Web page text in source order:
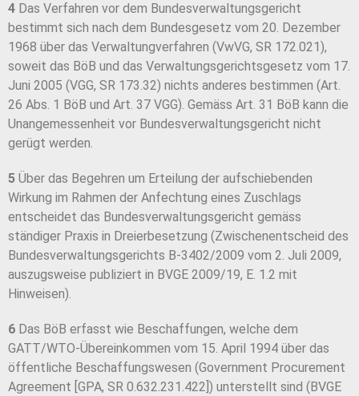
4 Das Verfahren vor dem Bundesverwaltungsgericht
bestimmt sich nach dem Bundesgesetz vom 20. Dezember
1968 über das Verwaltungverfahren (VwVG, SR 172.021),
soweit das BöB und das Verwaltungsgerichtsgesetz vom 17.
Juni 2005 (VGG, SR 173.32) nichts anderes bestimmen (Art.
26 Abs. 1 BöB und Art. 37 VGG). Gemäss Art. 31 BöB kann die
Unangemessenheit vor Bundesverwaltungsgericht nicht
gerügt werden.
5 Über das Begehren um Erteilung der aufschiebenden
Wirkung im Rahmen der Anfechtung eines Zuschlags
entscheidet das Bundesverwaltungsgericht gemäss
ständiger Praxis in Dreierbesetzung (Zwischenentscheid des
Bundesverwaltungsgerichts B-3402/2009 vom 2. Juli 2009,
auszugsweise publiziert in BVGE 2009/19, E. 1.2 mit
Hinweisen).
6 Das BöB erfasst wie Beschaffungen, welche dem
GATT/WTO-Übereinkommen vom 15. April 1994 über das
öffentliche Beschaffungswesen (Government Procurement
Agreement [GPA, SR 0.632.231.422]) unterstellt sind (BVGE